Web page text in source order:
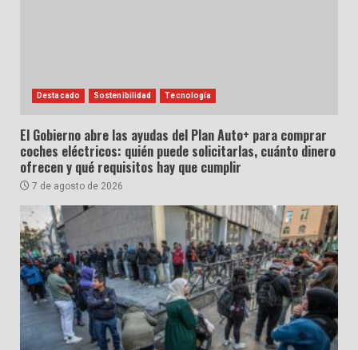
Destacado Sostenibilidad Tecnología
El Gobierno abre las ayudas del Plan Auto+ para comprar
coches eléctricos: quién puede solicitarlas, cuánto dinero
ofrecen y qué requisitos hay que cumplir
7 de agosto de 2026